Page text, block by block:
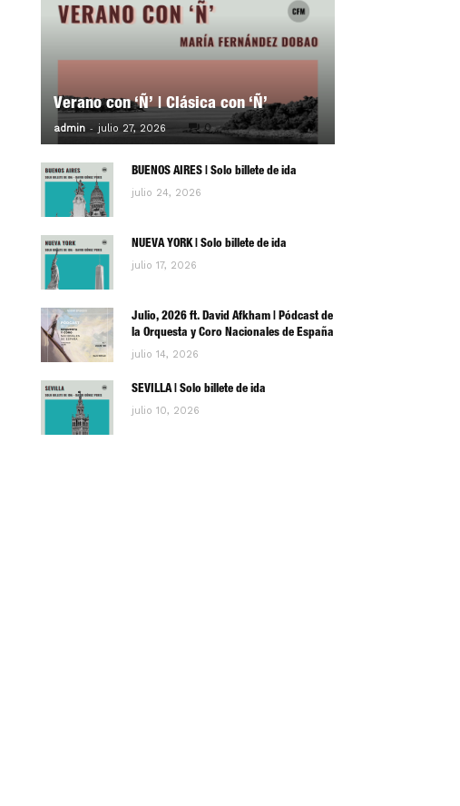
Verano con ‘Ñ’ | Clásica con ‘Ñ’
admin - julio 27, 2026 0
BUENOS AIRES | Solo billete de ida
julio 24, 2026
NUEVA YORK | Solo billete de ida
julio 17, 2026
Julio, 2026 ft. David Afkham | Pódcast de
la Orquesta y Coro Nacionales de España
julio 14, 2026
SEVILLA | Solo billete de ida
julio 10, 2026